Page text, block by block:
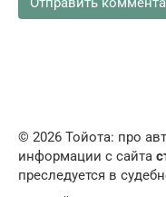
© 2026 Тойота: про
информации с сайта
преследуется в